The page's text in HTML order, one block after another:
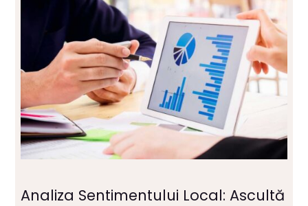
Analiza Sentimentului Local: Ascultă